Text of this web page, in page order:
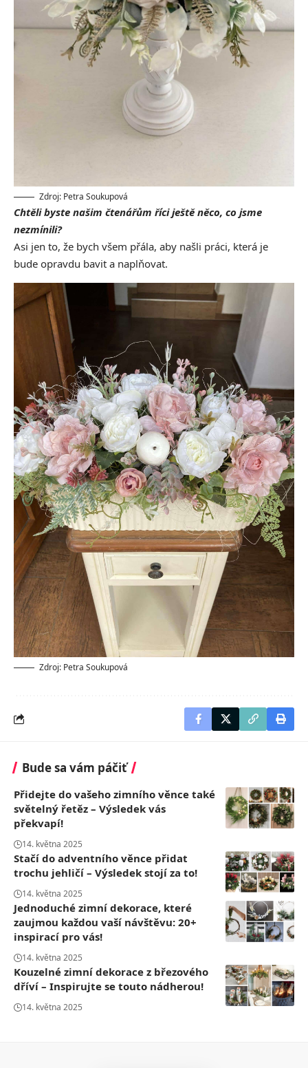
Zdroj: Petra Soukupová
Chtěli byste našim čtenářům říci ještě něco, co jsme
nezmínili?
Asi jen to, že bych všem přála, aby našli práci, která je
bude opravdu bavit a naplňovat.
Zdroj: Petra Soukupová
Bude sa vám páčiť
Přidejte do vašeho zimního věnce také
světelný řetěz – Výsledek vás
překvapí!
14. května 2025
Stačí do adventního věnce přidat
trochu jehličí – Výsledek stojí za to!
14. května 2025
Jednoduché zimní dekorace, které
zaujmou každou vaší návštěvu: 20+
inspirací pro vás!
14. května 2025
Kouzelné zimní dekorace z březového
dříví – Inspirujte se touto nádherou!
14. května 2025